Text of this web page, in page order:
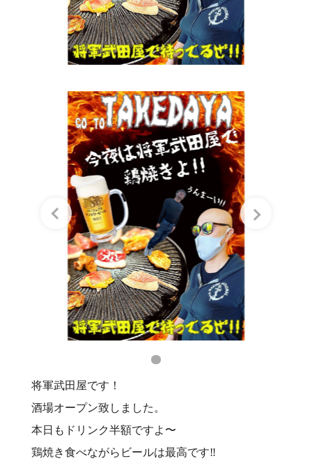
将軍武田屋です！
酒場オープン致しました。
本日もドリンク半額ですよ〜
鶏焼き食べながらビールは最高です‼️